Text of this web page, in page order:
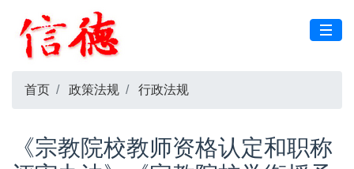
首页 政策法规 行政法规
《宗教院校教师资格认定和职称